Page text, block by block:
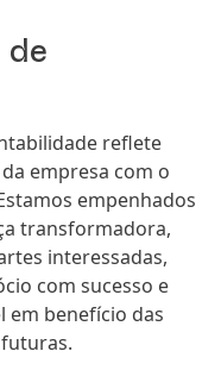
de
reflete
empresa com o
empenhados
transformadora,
interessadas,
com sucesso e
em benefício das